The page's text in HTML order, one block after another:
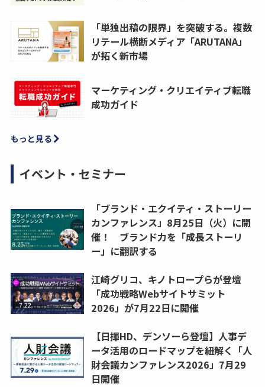
「単独出稿の限界」を突破する。複数
リテール横断メディア「ARUTANA」
が拓く新市場
マーケティング・クリエイティブ転職
成功ガイド
もっと見る
イベント・セミナー
「ブランド・エクイティ・ストーリー
カンファレンス」8月25日（火）に開
催！ ブランド力を「成長ストーリ
ー」に翻訳する
江崎グリコ、キノトロープらが登壇
「成功戦略Webサイトサミット
2026」が7月22日に開催
【日揮HD、デンソーら登壇】人事デ
ータ活用のロードマップを紐解く「人
財会議カンファレンス2026」7月29
日開催